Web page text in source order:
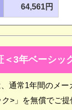
64,561円
＜3年ベーシッ
通常1年間のメ
>」を無償でご提